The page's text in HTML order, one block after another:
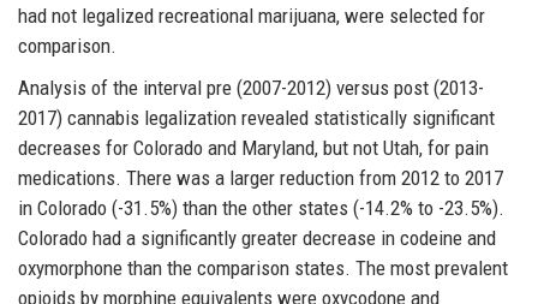
had not legalized recreational marijuana, were selected for
comparison.
Analysis of the interval pre (2007-2012) versus post (2013-
2017) cannabis legalization revealed statistically significant
decreases for Colorado and Maryland, but not Utah, for pain
medications. There was a larger reduction from 2012 to 2017
in Colorado (-31.5%) than the other states (-14.2% to -23.5%).
Colorado had a significantly greater decrease in codeine and
oxymorphone than the comparison states. The most prevalent
opioids by morphine equivalents were oxycodone and